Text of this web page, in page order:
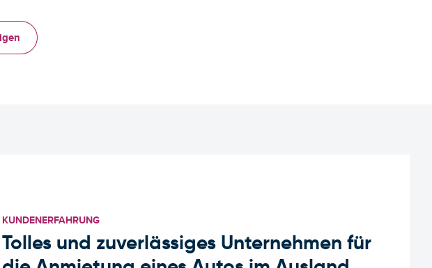
KUNDENERFAHRUNG
Tolles und zuverlässiges Unternehmen für